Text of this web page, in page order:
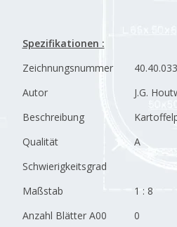
Spezifikationen :
Zeichnungsnummer
40.40.033
Autor
J.G.
Beschreibung
Qualität
A
Schwierigkeitsgrad
Maßstab
1 : 8
Anzahl Blätter A00
0